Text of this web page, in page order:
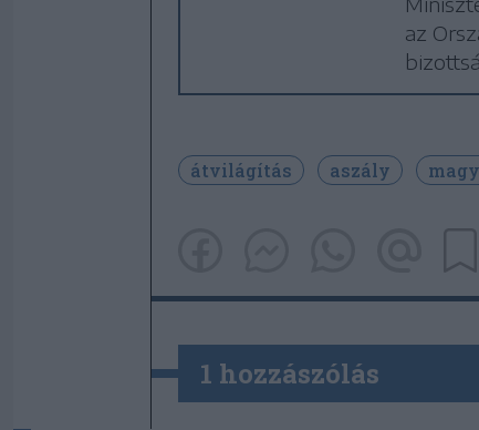
az
átvilágítás aszály
1 hozzászólás